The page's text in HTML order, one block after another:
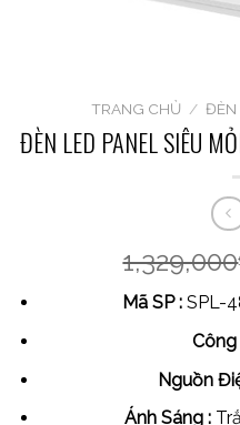
TRANG CHỦ / ĐÈN
ĐÈN LED PANEL SIÊU
1,329,000
Mã SP :SPL-
Công
Nguồn
Ánh Sáng :